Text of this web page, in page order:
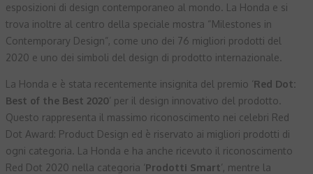
esposizioni di design contemporaneo al mondo. La Honda e si
trova inoltre al centro della speciale mostra “Milestones in
Contemporary Design”, come uno dei 76 migliori prodotti del
2020 e uno dei simboli del design di prodotto internazionale.
La Honda e è stata recentemente insignita del premio ‘Red Dot:
Best of the Best 2020’ per il design innovativo del prodotto.
Questo rappresenta il massimo riconoscimento nei celebri Red
Dot Award: Product Design ed è riservato ai migliori prodotti di
ogni categoria. La Honda e ha anche ricevuto il riconoscimento
Red Dot 2020 nella categoria ‘Prodotti Smart’, mentre la